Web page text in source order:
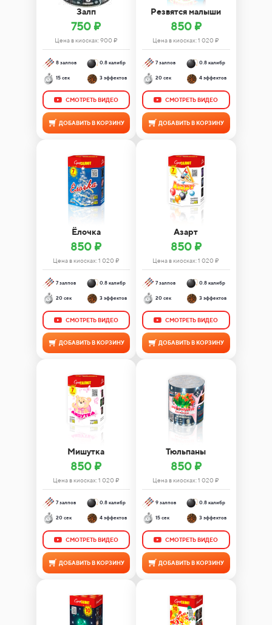
Залп
750 ₽
Цена в киосках:900 ₽
8 залпов
15 сек
0.8 калибр
3 эффектов
СМОТРЕТЬ ВИДЕО
ДОБАВИТЬ В КОРЗИНУ
Резвятся малыши
850 ₽
Цена в киосках:1 020 ₽
7 залпов
20 сек
0.8 калибр
4 эффектов
СМОТРЕТЬ ВИДЕО
ДОБАВИТЬ В КОРЗИНУ
Ёлочка
850 ₽
Цена в киосках:1 020 ₽
7 залпов
20 сек
0.8 калибр
3 эффектов
СМОТРЕТЬ ВИДЕО
ДОБАВИТЬ В КОРЗИНУ
Азарт
850 ₽
Цена в киосках:1 020 ₽
7 залпов
20 сек
0.8 калибр
3 эффектов
СМОТРЕТЬ ВИДЕО
ДОБАВИТЬ В КОРЗИНУ
Мишутка
850 ₽
Цена в киосках:1 020 ₽
7 залпов
20 сек
0.8 калибр
4 эффектов
СМОТРЕТЬ ВИДЕО
ДОБАВИТЬ В КОРЗИНУ
Тюльпаны
850 ₽
Цена в киосках:1 020 ₽
9 залпов
15 сек
0.8 калибр
3 эффектов
СМОТРЕТЬ ВИДЕО
ДОБАВИТЬ В КОРЗИНУ